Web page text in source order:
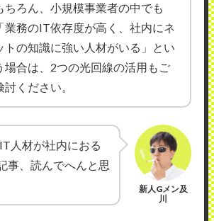
ちろん、小規模事業者の中でも
「業務のIT依存度が高く、社内にネ
トの知識に強い人材がいる」とい
場合は、2つの光回線の活用もご
討ください。
人材が社内におる
事、読んでへんと思
新人Gメン及
川